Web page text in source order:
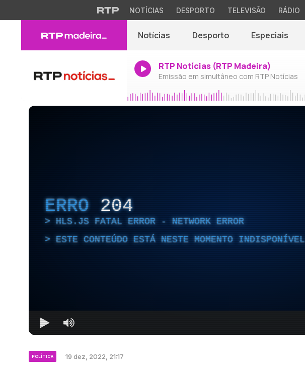
NOTÍCIAS DESPORTO TELEVISÃO RÁDIO
Notícias Desporto Especiais
RTP Notícias (RTP Madeira)
Emissão em simultâneo com RTP Notícias
ERRO 204
HLS.JS FATAL ERROR - NETWORK ERROR
ESTE CONTEÚDO ESTÁ NESTE MOMENTO INDISPONÍVEL
POLÍTICA 19 dez, 2022, 21:17